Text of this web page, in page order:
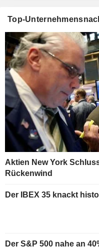
Top-
Aktien New York
Rückenwind
Der IBEX 35 knackt
Der S&P 500 nahe an